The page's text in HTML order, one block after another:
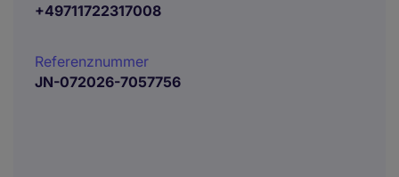
+49711722317008
Referenznummer
JN-072026-7057756